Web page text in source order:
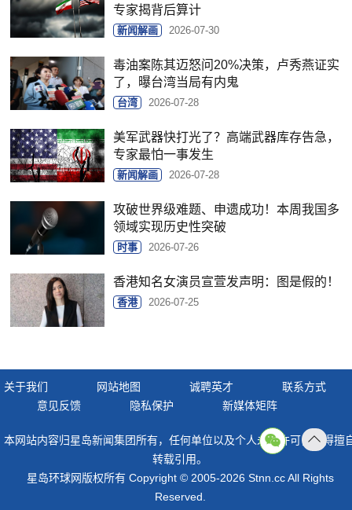
专家揭背后算计
新闻解画 2026-07-30
毒油案陈其迈怒问20%决策，卢秀燕证实
了，曝台湾当局有内鬼
台湾 2026-07-28
美军武器快打光了？高端武器库存告急，
专家最怕一事发生
新闻解画 2026-07-28
攻破世界级难题、申遗成功！本周我国多
领域实现历史性突破
时事 2026-07-26
香港知名女演员宣萱发声明：图是假的！
香港 2026-07-25
关于我们 网站地图 诚聘英才
联系方式
意见反馈
隐私保护 新媒体矩阵
本网站内容归星岛新闻集团所有，任何单位以及个人未经许可，不得擅
转载引用。
星岛环球网版权所有 Copyright © 2005-2026 Stnn.cc All Rights
Reserved.
顶部